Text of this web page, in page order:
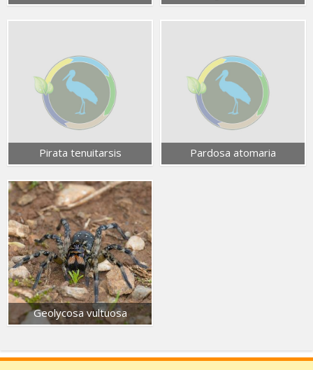
Pirata tenuitarsis Pardosa atomaria
Geolycosa vultuosa